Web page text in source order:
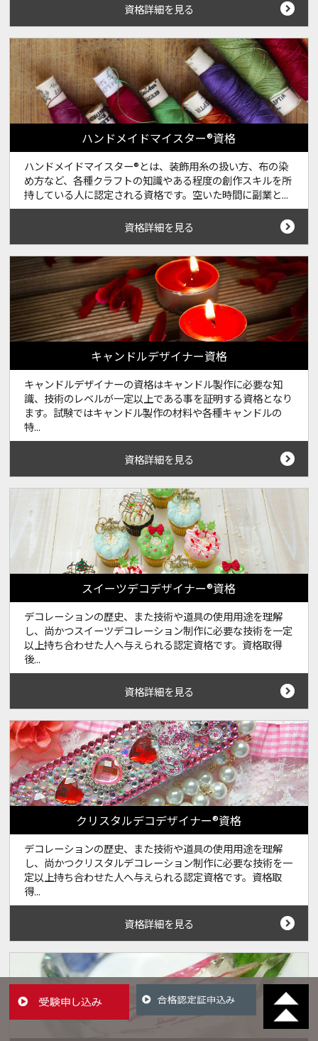
資格詳細を見る
ハンドメイドマイスター®資格
ハンドメイドマイスター®とは、装飾用糸の扱い方、布の染
め方など、各種クラフトの知識やある程度の創作スキルを所
持している人に認定される資格です。空いた時間に副業と...
資格詳細を見る
キャンドルデザイナー資格
キャンドルデザイナーの資格はキャンドル製作に必要な知
識、技術のレベルが一定以上である事を証明する資格となり
ます。試験ではキャンドル製作の材料や各種キャンドルの
特...
資格詳細を見る
スイーツデコデザイナー®資格
デコレーションの歴史、また技術や道具の使用用途を理解
し、尚かつスイーツデコレーション制作に必要な技術を一定
以上持ち合わせた人へ与えられる認定資格です。資格取得
後...
資格詳細を見る
クリスタルデコデザイナー®資格
デコレーションの歴史、また技術や道具の使用用途を理解
し、尚かつクリスタルデコレーション制作に必要な技術を一
定以上持ち合わせた人へ与えられる認定資格です。資格取
得...
資格詳細を見る